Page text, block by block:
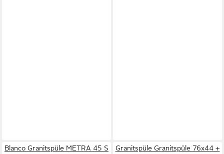
Blanco Granitspüle METRA 45 S
Granitspüle Granitspüle 76x44 +